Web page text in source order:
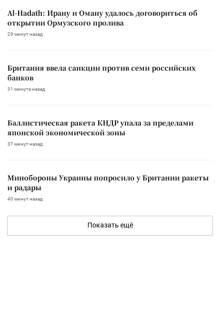
Al-Hadath: Ирану и Оману удалось договориться об
открытии Ормузского пролива
29 минут назад
Британия ввела санкции против семи российских
банков
31 минута назад
Баллистическая ракета КНДР упала за пределами
японской экономической зоны
37 минут назад
Минобороны Украины попросило у Британии ракеты
и радары
40 минут назад
Показать ещё